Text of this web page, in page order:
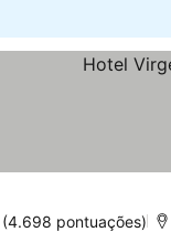
(4.698 pontuações)